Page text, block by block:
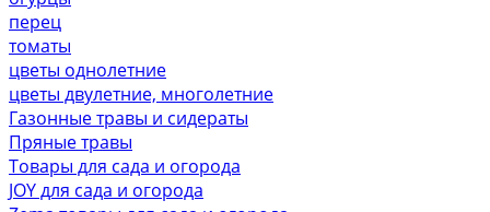
перец
томаты
цветы однолетние
цветы двулетние, многолетние
Газонные травы и сидераты
Пряные травы
Товары для сада и огорода
JOY для сада и огорода